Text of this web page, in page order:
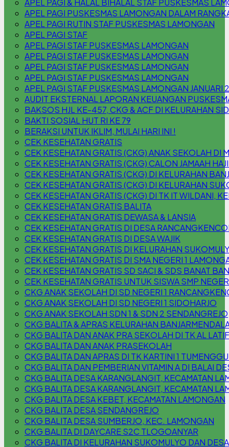
APEL PAGI & HALAL BIHALAL STAF PUSKESMAS
APEL PAGI PUSKESMAS LAMONGAN DALAM
APEL PAGI RUTIN STAF PUSKESMAS LAMONGAN
APEL PAGI STAF
APEL PAGI STAF PUSKESMAS LAMONGAN
APEL PAGI STAF PUSKESMAS LAMONGAN
APEL PAGI STAF PUSKESMAS LAMONGAN
APEL PAGI STAF PUSKESMAS LAMONGAN
APEL PAGI STAF PUSKESMAS LAMONGAN JANUARI
AUDIT EKSTERNAL LAPORAN KEUANGAN
BAKSOS HJL KE-457, CKG & ACF DI KELURAHAN
BAKTI SOSIAL HUT RI KE 79
BERAKSI UNTUK IKLIM, MULAI HARI INI !
CEK KESEHATAN GRATIS
CEK KESEHATAN GRATIS (CKG) ANAK SEKOLAH DI
CEK KESEHATAN GRATIS (CKG) CALON JAMAAH
CEK KESEHATAN GRATIS (CKG) DI KELURAHAN
CEK KESEHATAN GRATIS (CKG) DI KELURAHAN
CEK KESEHATAN GRATIS (CKG) DI TK IT WILDANI,
CEK KESEHATAN GRATIS BALITA
CEK KESEHATAN GRATIS DEWASA & LANSIA
CEK KESEHATAN GRATIS DI DESA
CEK KESEHATAN GRATIS DI DESA WAJIK
CEK KESEHATAN GRATIS DI KELURAHAN
CEK KESEHATAN GRATIS DI SMA NEGERI 1
CEK KESEHATAN GRATIS SD SACI & SDS BANAT
CEK KESEHATAN GRATIS UNTUK SISWA SMP
CKG ANAK SEKOLAH DI SD NEGERI 1
CKG ANAK SEKOLAH DI SD NEGERI 1 SIDOHARJO
CKG ANAK SEKOLAH SDN 1 & SDN 2 SENDANGREJO
CKG BALITA & APRAS KELURAHAN
CKG BALITA DAN ANAK PRA SEKOLAH DI TK AL
CKG BALITA DAN ANAK PRASEKOLAH
CKG BALITA DAN APRAS DI TK KARTINI 1
CKG BALITA DAN PEMBERIAN VITAMIN A DI BALAI
CKG BALITA DESA KARANGLANGIT, KECAMATAN
CKG BALITA DESA KARANGLANGIT, KECAMATAN
CKG BALITA DESA KEBET, KECAMATAN LAMONGAN
CKG BALITA DESA SENDANGREJO
CKG BALITA DESA SUMBERJO, KEC. LAMONGAN
CKG BALITA DI DAYCARE S2C TLOGOANYAR
CKG BALITA DI KELURAHAN SUKOMULYO DAN